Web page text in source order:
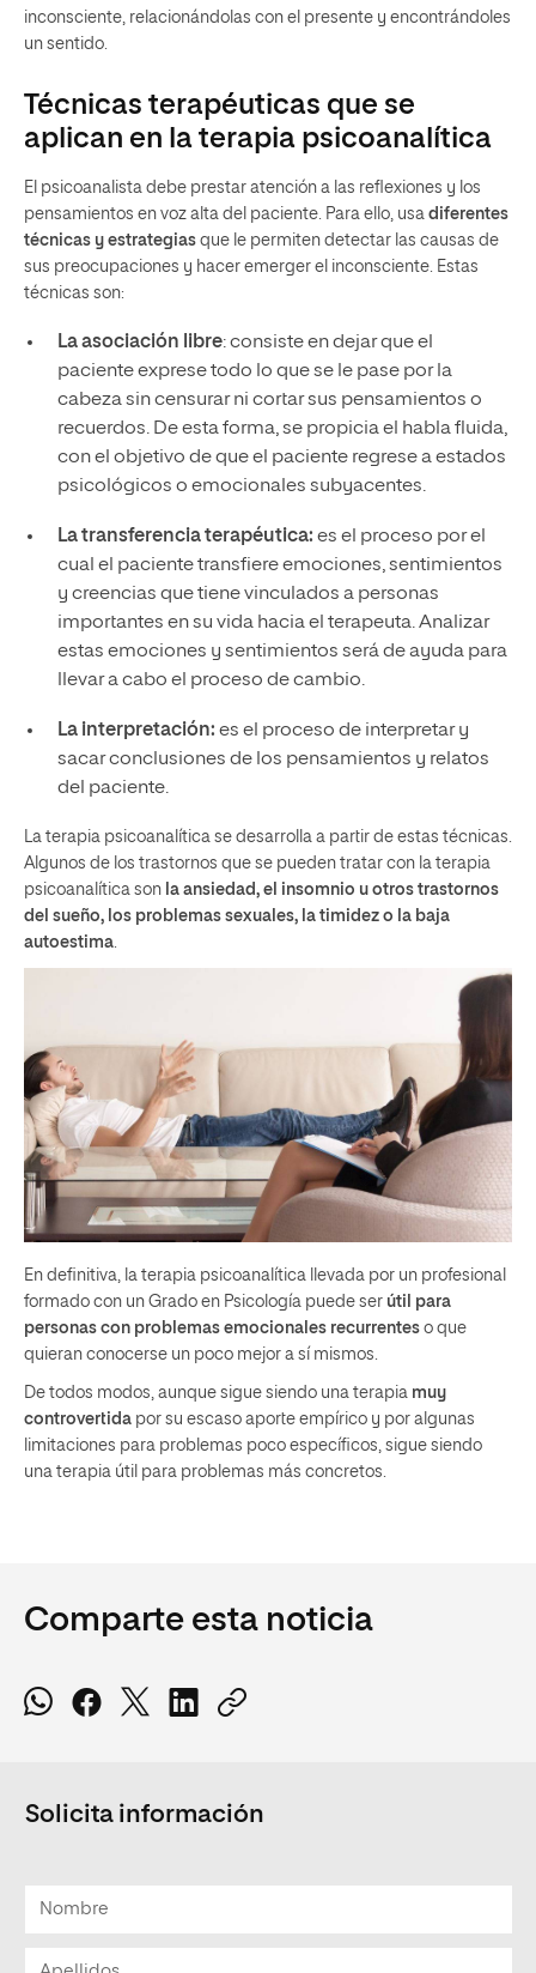
inconsciente, relacionándolas con el presente y encontrándoles
un sentido.
Técnicas terapéuticas que se
aplican en la terapia psicoanalítica
El psicoanalista debe prestar atención a las reflexiones y los
pensamientos en voz alta del paciente. Para ello, usa diferentes
técnicas y estrategias que le permiten detectar las causas de
sus preocupaciones y hacer emerger el inconsciente. Estas
técnicas son:
La asociación libre: consiste en dejar que el
paciente exprese todo lo que se le pase por la
cabeza sin censurar ni cortar sus pensamientos o
recuerdos. De esta forma, se propicia el habla fluida,
con el objetivo de que el paciente regrese a estados
psicológicos o emocionales subyacentes.
La transferencia terapéutica: es el proceso por el
cual el paciente transfiere emociones, sentimientos
y creencias que tiene vinculados a personas
importantes en su vida hacia el terapeuta. Analizar
estas emociones y sentimientos será de ayuda para
llevar a cabo el proceso de cambio.
La interpretación: es el proceso de interpretar y
sacar conclusiones de los pensamientos y relatos
del paciente.
La terapia psicoanalítica se desarrolla a partir de estas técnicas.
Algunos de los trastornos que se pueden tratar con la terapia
psicoanalítica son la ansiedad, el insomnio u otros trastornos
del sueño, los problemas sexuales, la timidez o la baja
autoestima.
En definitiva, la terapia psicoanalítica llevada por un profesional
formado con un Grado en Psicología puede ser útil para
personas con problemas emocionales recurrentes o que
quieran conocerse un poco mejor a sí mismos.
De todos modos, aunque sigue siendo una terapia muy
controvertida por su escaso aporte empírico y por algunas
limitaciones para problemas poco específicos, sigue siendo
una terapia útil para problemas más concretos.
Comparte esta noticia
Solicita información